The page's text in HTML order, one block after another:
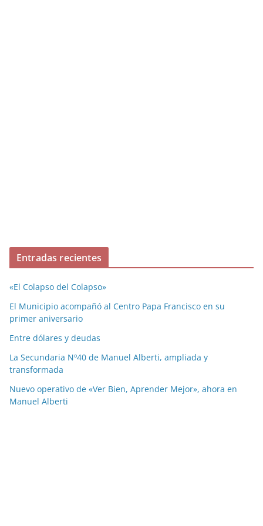
Entradas recientes
«El Colapso del Colapso»
El Municipio acompañó al Centro Papa Francisco en su
primer aniversario
Entre dólares y deudas
La Secundaria Nº40 de Manuel Alberti, ampliada y
transformada
Nuevo operativo de «Ver Bien, Aprender Mejor», ahora en
Manuel Alberti